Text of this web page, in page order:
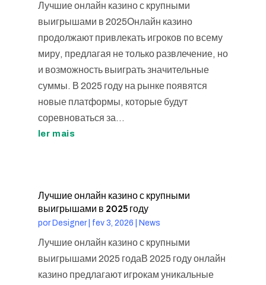
Лучшие онлайн казино с крупными
выигрышами в 2025Онлайн казино
продолжают привлекать игроков по всему
миру, предлагая не только развлечение, но
и возможность выиграть значительные
суммы. В 2025 году на рынке появятся
новые платформы, которые будут
соревноваться за...
ler mais
Лучшие онлайн казино с крупными
выигрышами в 2025 году
por Designer| fev 3, 2026 News
Лучшие онлайн казино с крупными
выигрышами 2025 годаВ 2025 году онлайн
казино предлагают игрокам уникальные